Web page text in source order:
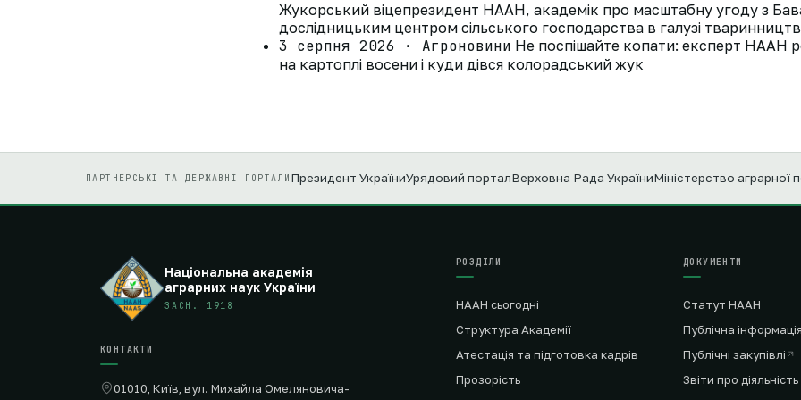
Жукорський віцепрезидент НААН, академік про масштабну угоду з
дослідницьким центром сільського господарства в галузі
3 серпня 2026 · Агроновини Не поспішайте копати: експерт НААН
на картоплі восени і куди дівся колорадський жук
ПАРТНЕРСЬКІ ТА ДЕРЖАВНІ ПОРТАЛИ Президент УкраїниУрядовий порталВерховна Рада УкраїниМіністерство аграрної
Національна академія
аграрних наук України
ЗАСН. 1918
КОНТАКТИ
01010, Київ, вул. Михайла Омеляновича-
РОЗДІЛИ
НААН сьогодні
Структура Академії
Атестація та підготовка кадрів
Прозорість
ДОКУМЕНТИ
Статут НААН
Публічна
Публічні закупівлі
Звіти про діяльність